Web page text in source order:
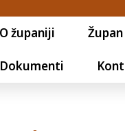
O županiji Župan
Dokumenti